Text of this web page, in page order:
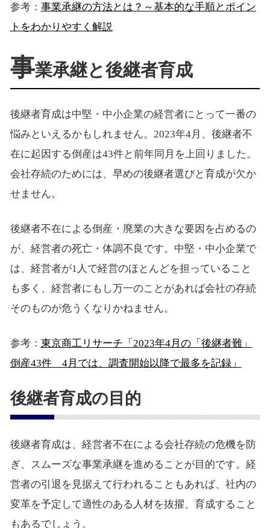
参考： 事業承継の方法とは？～基本的な手順とポイン
トをわかりやすく解説
事業承継と後継者育成
後継者育成は中堅・中小企業の経営者にとって一番の
悩みといえるかもしれません。2023年4月、後継者不
在に起因する倒産は43件と前年同月を上回りました。
会社存続のためには、早めの後継者選びと育成が欠か
せません。
後継者不在による倒産・廃業の大きな要因を占めるの
が、経営者の死亡・体調不良です。中堅・中小企業で
は、経営者が1人で経営のほとんどを担っていること
も多く、経営者にもし万一のことがあれば会社の存続
そのものが危うくなりかねません。
参考： 東京商工リサーチ「2023年4月の「後継者難」
倒産43件 4月では、調査開始以降で最多を記録」
後継者育成の目的
後継者育成は、経営者不在による会社存続の危機を防
ぎ、スムーズな事業承継を進めることが目的です。経
営者の引退を見据えて行われることもあれば、社内の
変革を予定して適性のある人材を抜擢、育成すること
もあるでしょう。